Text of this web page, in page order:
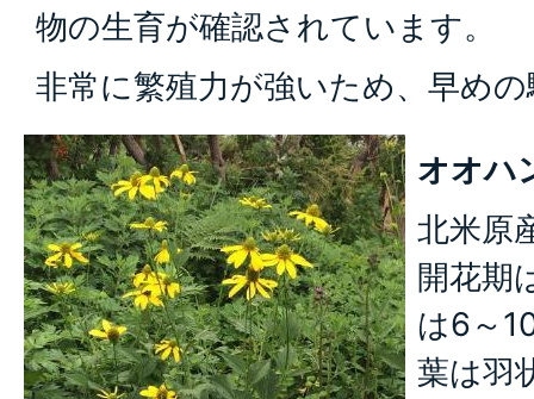
物の生育が確認されています。
非常に繁殖力が強いため、早め
オオハ
北米原
開花期
は6～
葉は羽